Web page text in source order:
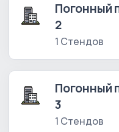
Погонный
2
1 Стендов
Погонный
3
1 Стендов